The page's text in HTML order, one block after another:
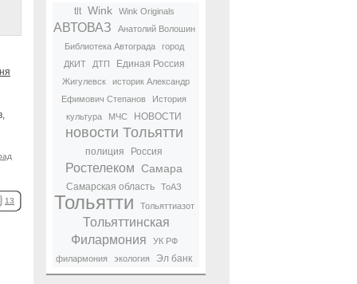
13
tlt Wink Wink Originals
АВТОВАЗ
Анатолий Волошин
Библиотека Автограда
город
ДКИТ
ДТП Единая Россия
Жигулевск
историк Александр
Ефимович Степанов
История
культура
МЧС НОВОСТИ
новости Тольятти
полиция Россия
Ростелеком Самара
Самарская область ТоАЗ
Тольятти Тольяттиазот
Тольяттинская
Филармония
УК РФ
филармония
экология Эл банк